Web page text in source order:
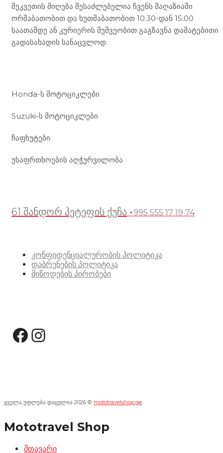
შეკვეთის მიღება შესაძლებელია ჩვენს მაღაზიაში
ორშაბათობით და ხუთშაბათობით 10:30-დან 15:00
საათამდე ან კურიერის მეშვეობით გაგზავნა დამატებითი
გადასახადის სანაცვლოდ.
Honda-ს მოტოციკლები
Suzuki-ს მოტოციკლები
ჩაფხუტები
უსაფრთხოების აღჭურვილობა
61 შანდორ პეტეფის ქუჩა +995 555 17 19 74
კონფიდენციალურობის პოლიტიკა
დაბრუნების პოლიტიკა
მიწოდების პირობები
Facebook
Instagram
ყველა უფლება დაცულია 2026 © mototravelshop.ge
Mototravel Shop
მთავარი